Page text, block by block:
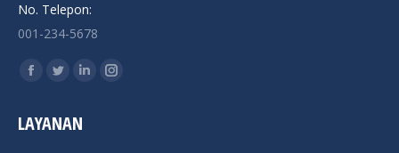
No. Telepon:
001-234-5678
Find us on:
Facebook
opens
Twitter
opens
LinkedinInstagram
LAYANAN